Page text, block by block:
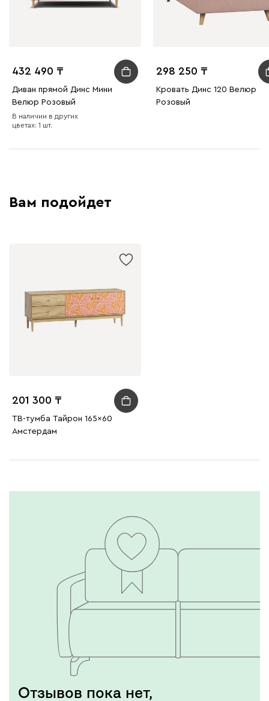
432 490
Диван прямой Динс Мини
Велюр Розовый
В наличии в других
цветах: 1 шт.
298 250
Кровать Динс 120 Велюр
Розовый
Вам подойдет
201 300
ТВ-тумба Тайрон 165x60
Амстердам ​
Отзывов пока нет,